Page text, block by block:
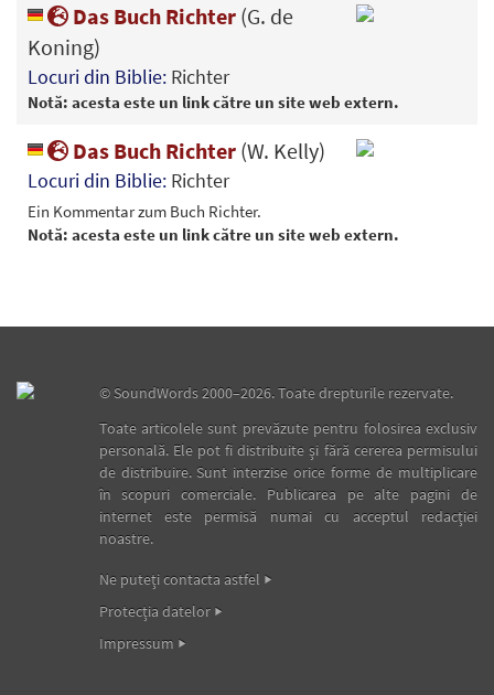
Das Buch Richter (G. de
Koning)
Locuri din Biblie: Richter
Notă: acesta este un link către un site web extern.
Das Buch Richter (W. Kelly)
Locuri din Biblie: Richter
Ein Kommentar zum Buch Richter.
Notă: acesta este un link către un site web extern.
©SoundWords2000–2026. Toate drepturile rezervate.
Toate articolele sunt prevăzute pentru folosirea exclusiv
personală. Ele pot fi distribuite şi fără cererea permisului
de distribuire. Sunt interzise orice forme de multiplicare
în scopuri comerciale. Publicarea pe alte pagini de
internet este permisă numai cu acceptul redacţiei
noastre.
Ne puteţi contacta astfel
Protecţia datelor
Impressum